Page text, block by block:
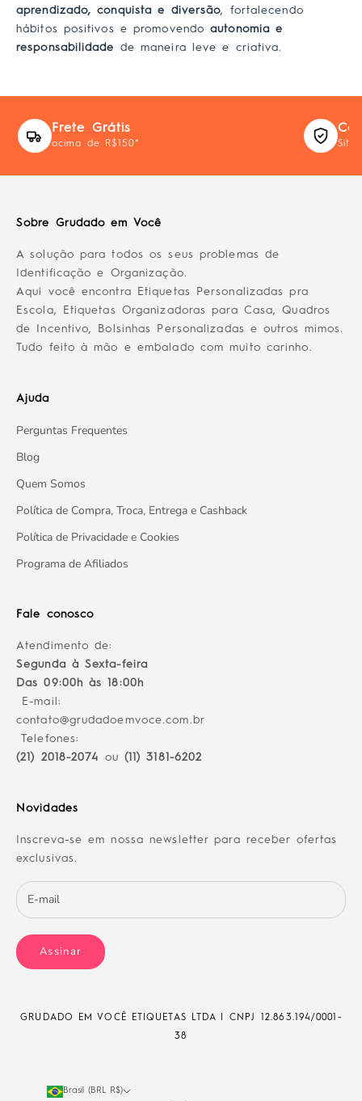
aprendizado, conquista e diversão, fortalecendo
hábitos positivos e promovendoautonomia e
responsabilidade
de maneira leve e criativa.
Frete Grátis
acima de R$150* Site
Sobre Grudado em Você
A solução para todos os seus problemas de
Identificação e Organização.
Aqui você encontra Etiquetas Personalizadas pra
Escola, Etiquetas Organizadoras para Casa, Quadros
de Incentivo, Bolsinhas Personalizadas e outros mimos.
Tudo feito à mão e embalado com muito carinho.
Ajuda
Perguntas Frequentes
Blog
Quem Somos
Política de Compra, Troca, Entrega e Cashback
Política de Privacidade e Cookies
Programa de Afiliados
Fale conosco
Atendimento de:
Segunda à Sexta-feira
Das 09:00h às 18:00h
E-mail:
contato@grudadoemvoce.com.br
Telefones:
(21) 2018-2074
ou (11) 3181-6202
Novidades
Inscreva-se em nossa newsletter para receber ofertas
exclusivas.
Assinar
GRUDADO EM VOCÊ ETIQUETAS LTDA | CNPJ
12.863.194/0001-
38
Brasil (BRL R$)